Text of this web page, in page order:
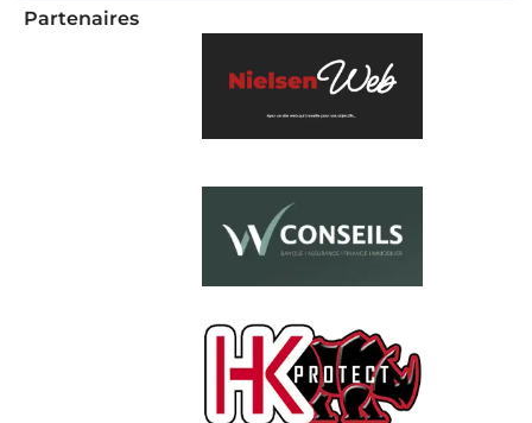
Partenaires